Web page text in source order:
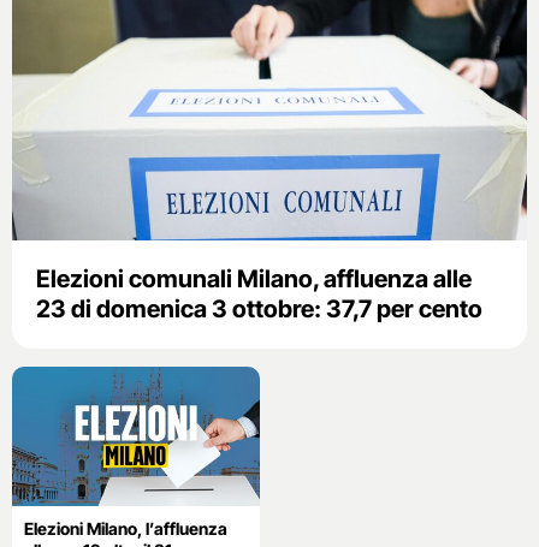
Elezioni comunali Milano, affluenza alle
23 di domenica 3 ottobre: 37,7 per cento
Elezioni Milano, l’affluenza